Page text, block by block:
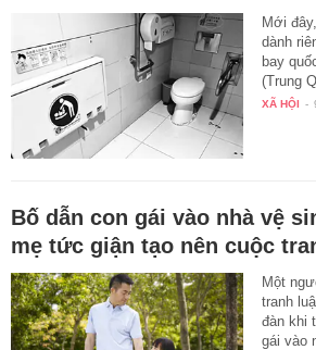
Mới
dành
bay
(Trung
ý…
XÃ HỘI -
Bố dẫn con gái vào nhà vệ
mẹ tức giận tạo nên cuộc
Một
tranh
đàn khi
gái vào